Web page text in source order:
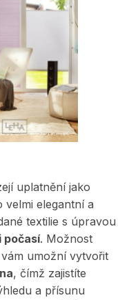
uplatnění jako
velmi elegantní a
textilie s úpravou
počasí. Možnost
umožní vytvořit
, čímž zajistíte
a přísunu